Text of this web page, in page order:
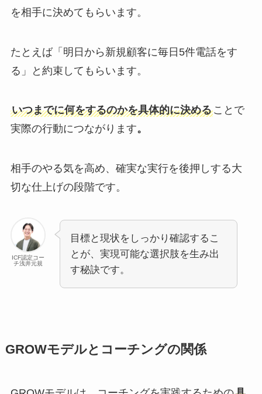
を相手に決めてもらいます。
たとえば「明日から新規顧客に毎日5件電話をす
る」と約束してもらいます。
いつまでに何をするのかを具体的に決めることで
実際の行動につながります。
相手のやる気を高め、確実な実行を後押しする大
切な仕上げの段階です。
ICF認定コー
チ浅井元規
目標と現状をしっかり確認するこ
とが、実現可能な選択肢を生み出
す秘訣です。
GROWモデルとコーチングの関係